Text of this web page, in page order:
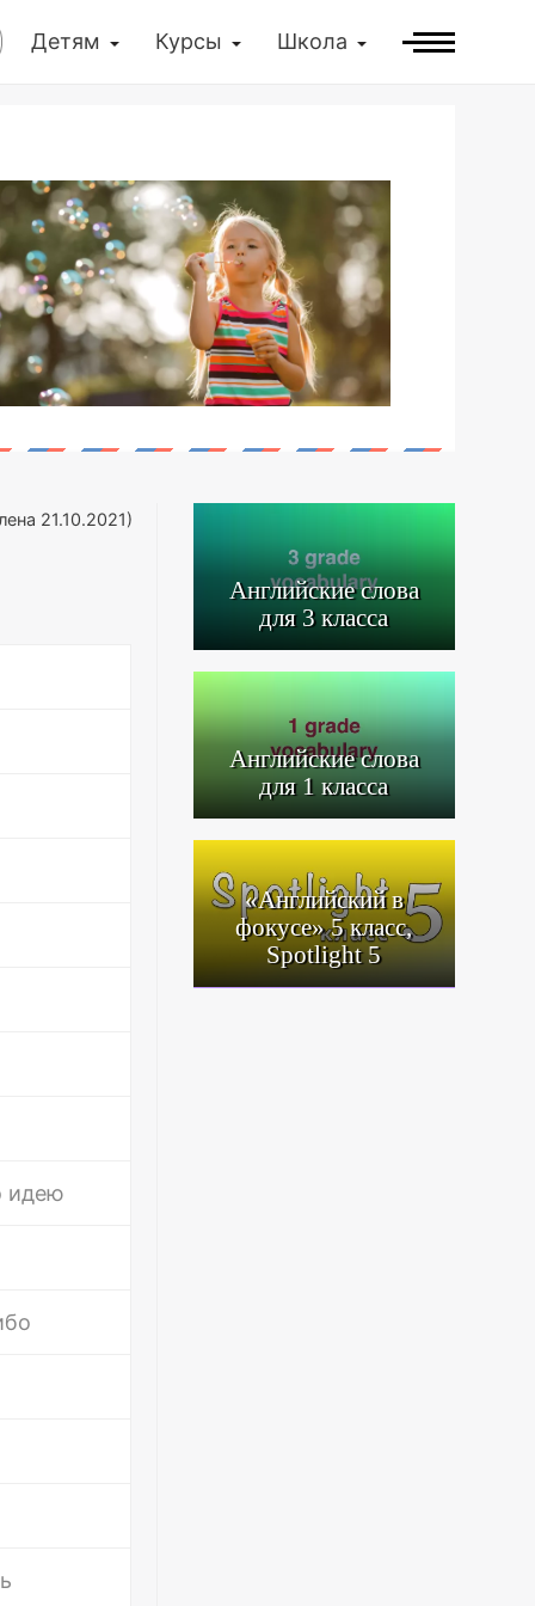
Детям Курсы Школа
21.10.2021)
идею
Английские слова
для 3 класса
Английские слова
для 1 класса
«Английский в
фокусе» 5 класс,
Spotlight 5